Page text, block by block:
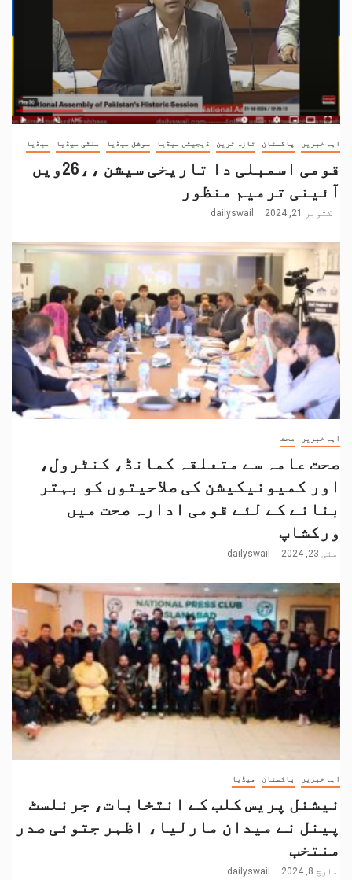
اہم خبریں پاکستان تازہ ترین ڈیجیٹل میڈیا سوشل میڈیا ملٹی میڈیا میڈیا
قومی اسمبلی دا تاریخی سیشن ،،26ویں
آئینی ترمیم منظور
اکتوبر 21, 2024 dailyswail
اہم خبریں صحت
صحت عامہ سے متعلقہ کمانڈ، کنٹرول،
اور کمیونیکیشن کی صلاحیتوں کو بہتر
بنانے کے لئے قومی ادارہ صحت میں
ورکشاپ
مئی 23, 2024 dailyswail
اہم خبریں پاکستان میڈیا
نیشنل پریس کلب کے انتخابات، جرنلسٹ
پینل نے میدان مارلیا، اظہر جتوئی صدر
منتخب
مارچ 8, 2024 dailyswail